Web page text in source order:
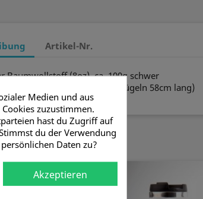
Artikel-Nr.
Baumwollstoff (8oz), ca. 100g schwer
Bügel ca. 34x41cm groß (mit Bügeln 58cm lang)
Medien und aus
zuzustimmen.
hast du Zugriff auf
du der Verwendung
Daten zu?
Akzeptieren